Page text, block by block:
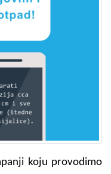
koju provodimo